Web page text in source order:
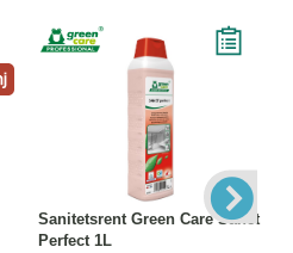
Sanitetsrent Green Care Sanet
Perfect 1L